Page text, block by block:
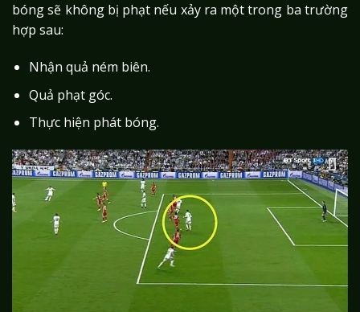
bóng sẽ không bị phạt nếu xảy ra một trong ba trường
hợp sau:
Nhận quả ném biên.
Quả phạt góc.
Thực hiện phát bóng.